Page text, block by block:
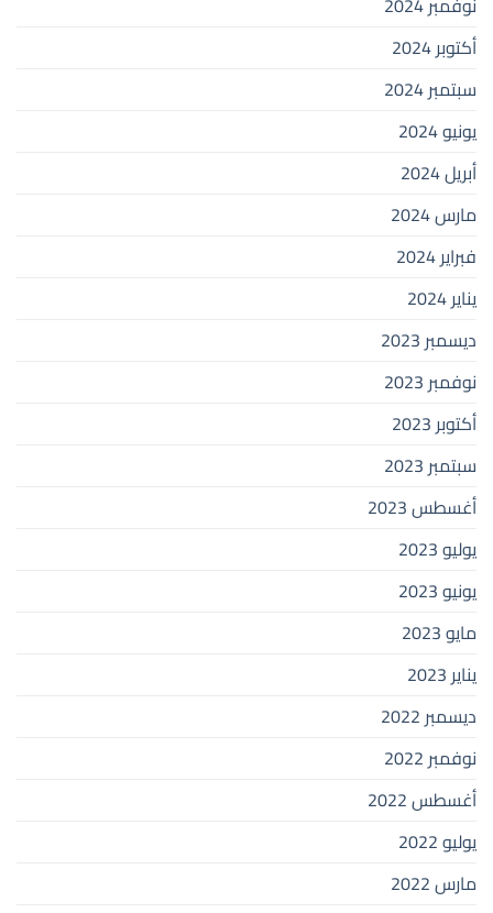
أكتوبر 2024
سبتمبر 2024
يونيو 2024
أبريل 2024
مارس 2024
فبراير 2024
يناير 2024
ديسمبر 2023
نوفمبر 2023
أكتوبر 2023
سبتمبر 2023
أغسطس 2023
يوليو 2023
يونيو 2023
مايو 2023
يناير 2023
ديسمبر 2022
نوفمبر 2022
أغسطس 2022
يوليو 2022
مارس 2022